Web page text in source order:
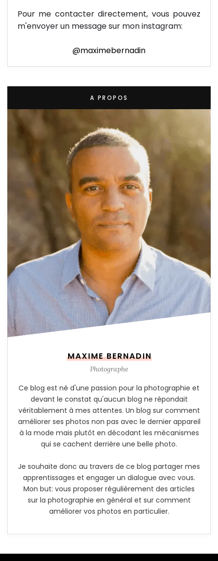
Pour me contacter directement, vous pouvez
m'envoyer un message sur mon instagram:
@maximebernadin
A PROPOS
MAXIME BERNADIN
Photographe
Ce blog est né d'une passion pour la photographie et
devant le constat qu'aucun blog ne répondait
véritablement à mes attentes. Un blog sur comment
améliorer ses photos non pas avec le dernier appareil
à la mode mais plutôt en décodant les mécanismes
qui se cachent derrière une belle photo.
Je souhaite donc au travers de ce blog partager mes
apprentissages et engager un dialogue avec vous.
Mon but: vous proposer régulièrement des articles
sur la photographie en général et sur comment
améliorer vos photos en particulier.